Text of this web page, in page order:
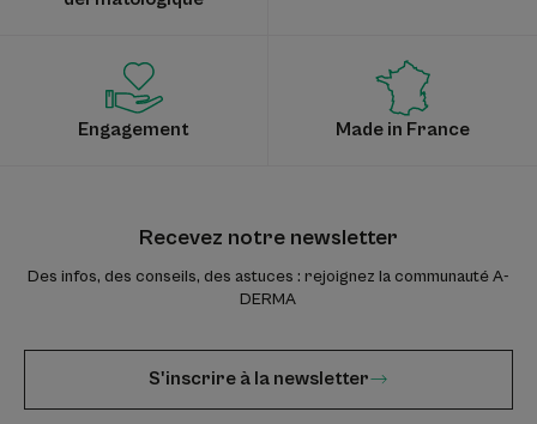
Engagement Made in France
Recevez notre newsletter
Des infos, des conseils, des astuces : rejoignez la communauté A-
DERMA
S'inscrire à la newsletter